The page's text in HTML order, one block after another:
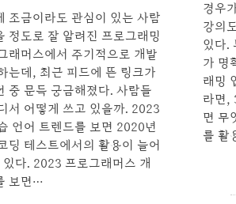
조금이라도 관심이 있는 사람
정도로 잘 알려진 프로그래밍
래머스에서 주기적으로 개발
는데, 최근 피드에 뜬 링크가
중 문득 궁금해졌다. 사람들
서 어떻게 쓰고 있을까. 2023
언어 트렌드를 보면 2020년
딩 테스트에서의 활용이 늘어
다. 2023 프로그래머스 개
보면…
경우
강의
있다.
가 명
래밍
라면,
면 무
를 활